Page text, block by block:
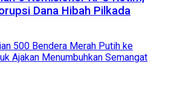
Dana Hibah Pilkada